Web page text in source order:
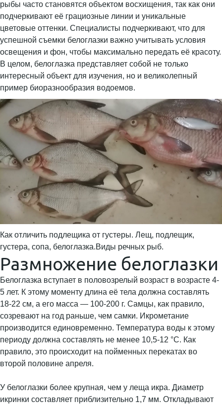
рыбы часто становятся объектом восхищения, так как они
подчеркивают её грациозные линии и уникальные
цветовые оттенки. Специалисты подчеркивают, что для
успешной съемки белоглазки важно учитывать условия
освещения и фон, чтобы максимально передать её красоту.
В целом, белоглазка представляет собой не только
интересный объект для изучения, но и великолепный
пример биоразнообразия водоемов.
Как отличить подлещика от густеры. Лещ, подлещик,
густера, сопа, белоглазка.Виды речных рыб.
Размножение белоглазки
Белоглазка вступает в половозрелый возраст в возрасте 4-
5 лет. К этому моменту длина её тела должна составлять
18-22 см, а его масса — 100-200 г. Самцы, как правило,
созревают на год раньше, чем самки. Икрометание
производится единовременно. Температура воды к этому
периоду должна составлять не менее 10,5-12 °С. Как
правило, это происходит на пойменных перекатах во
второй половине апреля.
У белоглазки более крупная, чем у леща икра. Диаметр
икринки составляет приблизительно 1,7 мм. Откладывают